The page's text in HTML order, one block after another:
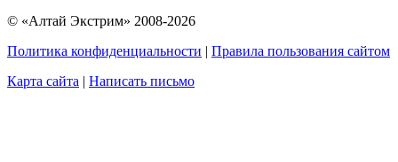
© «Алтай Экстрим» 2008-2026
Политика конфиденциальности | Правила пользования сайтом
Карта сайта | Написать письмо